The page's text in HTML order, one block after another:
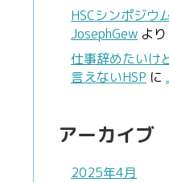
HSCシンポジウ
JosephGew より
仕事辞めたいけ
言えないHSP に
アーカイブ
2025年4月